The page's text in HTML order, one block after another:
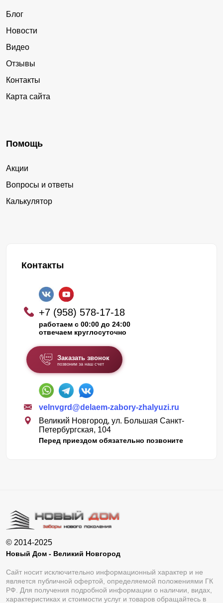
Блог
Новости
Видео
Отзывы
Контакты
Карта сайта
Помощь
Акции
Вопросы и ответы
Калькулятор
Контакты
+7 (958) 578-17-18
работаем с 00:00 до 24:00
отвечаем круглосуточно
Заказать звонок
позвоним за наш счет
velnvgrd@delaem-zabory-zhalyuzi.ru
Великий Новгород, ул. Большая Санкт-
Петербургская, 104
Перед приездом обязательно позвоните
© 2014-2025
Новый Дом - Великий Новгород
Сайт носит исключительно информационный характер и не
является публичной офертой, определяемой положениями ГК
РФ. Для получения подробной информации о наличии, видах,
характеристиках и стоимости услуг и товаров обращайтесь в